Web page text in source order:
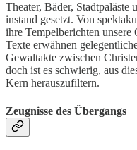
Theater, Bäder, Stadtpaläste
instand gesetzt. Von
ihre Tempelberichten
Texte erwähnen
Gewaltakte zwischen
doch ist es schwierig, aus
Kern herauszufiltern.
Zeugnisse des Übergangs